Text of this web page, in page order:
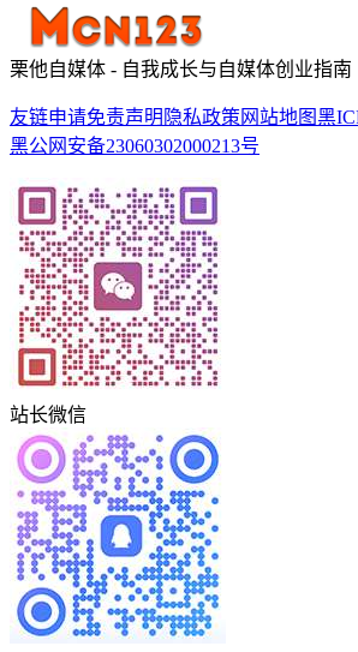
栗他自媒体 - 自我成长与自媒体创业指南
友链申请免责声明 隐私政策 网站地图黑
黑公网安备23060302000213号
站长微信